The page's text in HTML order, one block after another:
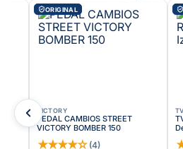
ORIGINAL
VICTORY
PEDAL CAMBIOS STREET
VICTORY BOMBER 150
★★★★☆ (4)